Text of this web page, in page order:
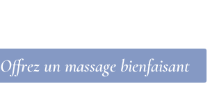
Offrez un massage bienfaisant